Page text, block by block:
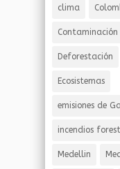
clima
Contaminación
Deforestación
Ecosistemas
emisiones de
incendios
Medellin